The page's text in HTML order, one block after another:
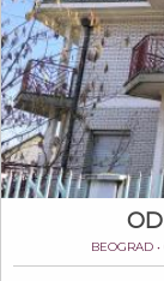
Cena - Do:
BEOGRAD